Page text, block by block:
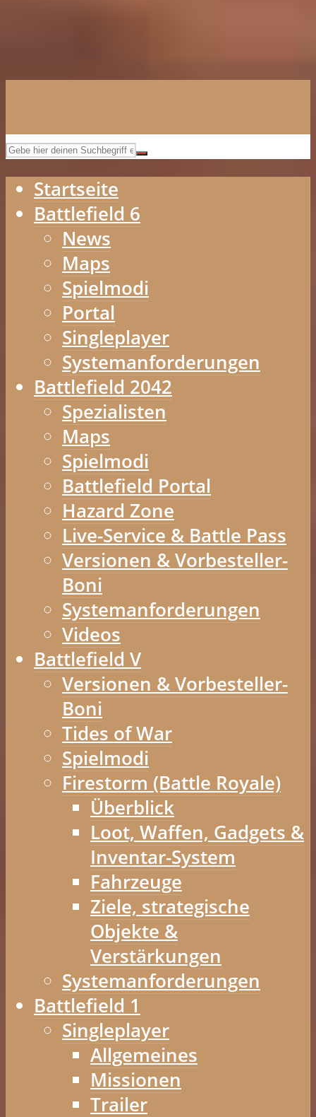
Startseite
Battlefield 6
News
Maps
Spielmodi
Portal
Singleplayer
Systemanforderungen
Battlefield 2042
Spezialisten
Maps
Spielmodi
Battlefield Portal
Hazard Zone
Live-Service & Battle Pass
Versionen & Vorbesteller-
Boni
Systemanforderungen
Videos
Battlefield V
Versionen & Vorbesteller-
Boni
Tides of War
Spielmodi
Firestorm (Battle Royale)
Überblick
Loot, Waffen, Gadgets &
Inventar-System
Fahrzeuge
Ziele, strategische
Objekte &
Verstärkungen
Systemanforderungen
Battlefield 1
Singleplayer
Allgemeines
Missionen
Trailer